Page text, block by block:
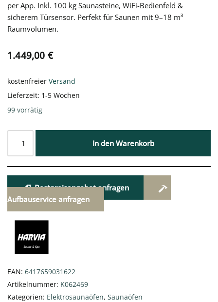
per App. Inkl. 100 kg Saunasteine, WiFi-Bedienfeld &
sicherem Türsensor. Perfekt für Saunen mit 9–18 m³
Raumvolumen.
1.449,00 €
kostenfreier Versand
Lieferzeit: 1-5 Wochen
99 vorrätig
In den Warenkorb
Bestpreisangebot anfragen
Aufbauservice anfragen
EAN: 6417659031622
Artikelnummer: K062469
Kategorien: Elektrosaunaöfen, Saunaöfen